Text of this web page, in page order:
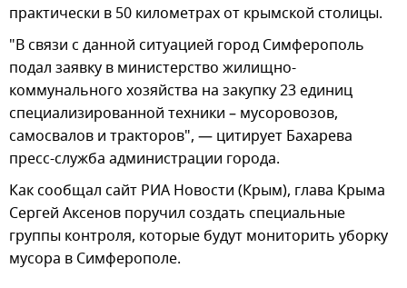
практически в 50 километрах от крымской столицы.
"В связи с данной ситуацией город Симферополь
подал заявку в министерство жилищно-
коммунального хозяйства на закупку 23 единиц
специализированной техники – мусоровозов,
самосвалов и тракторов", — цитирует Бахарева
пресс-служба администрации города.
Как сообщал сайт РИА Новости (Крым), глава Крыма
Сергей Аксенов поручил создать специальные
группы контроля, которые будут мониторить уборку
мусора в Симферополе.